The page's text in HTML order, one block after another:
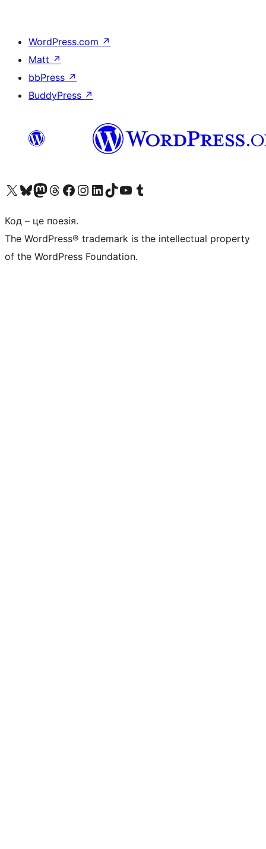
WordPress.com ↗
Matt ↗
bbPress ↗
BuddyPress ↗
Visit our X (formerly Twitter) account
Visit our Bluesky account
Завітайте до нашої стрічки в Mastodon
Visit our Threads account
Завітайте на нашу сторінку в Facebook
Visit our Instagram account
Visit our LinkedIn account
Visit our TikTok account
Visit our YouTube channel
Visit our Tumblr account
Код – це поезія.
The WordPress® trademark is the intellectual property
of the WordPress Foundation.